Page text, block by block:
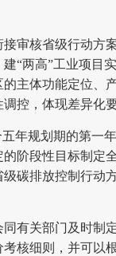
审核省级行动方
“两高”工业项目
主体功能定位、
控，体现差异化
年规划期的第一
阶段性目标制定
碳排放控制行动
有关部门及时制
核细则，并可以